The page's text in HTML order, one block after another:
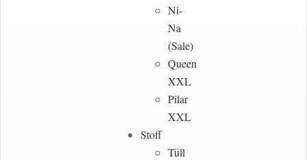
Ni-
Na
(Sale)
Queen
XXL
Pilar
XXL
Stoff
Tüll